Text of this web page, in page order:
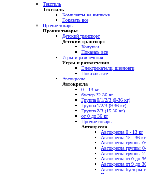
Текстиль
Текстиль
Комплекты на выписку
Показать все
Прочие товары
Прочие товары
Детский транспорт
Детский транспорт
Ходунки
Показать все
Игры и развлечения
Игры и развлечения
Электрокачели, шезлонги
Показать все
Автокресла
Автокресла
0 - 13 кг
бустер 22-36 кг
Группа 0/1/2/3 (0-36 кг)
Группа 1/2/3 (9-36 кг)
Группа 2/3 (15-36 кг)
от 0 до 36 кг
Прочие товары
Автокресла
Автокресла 0 - 13 кг
Автокресла 15 - 36 кг
Автокресла группы
Автокресла группы
Автокресла группы
Автокресла от 0 до
Автокресла от 9 до
Автокресла-бустеры